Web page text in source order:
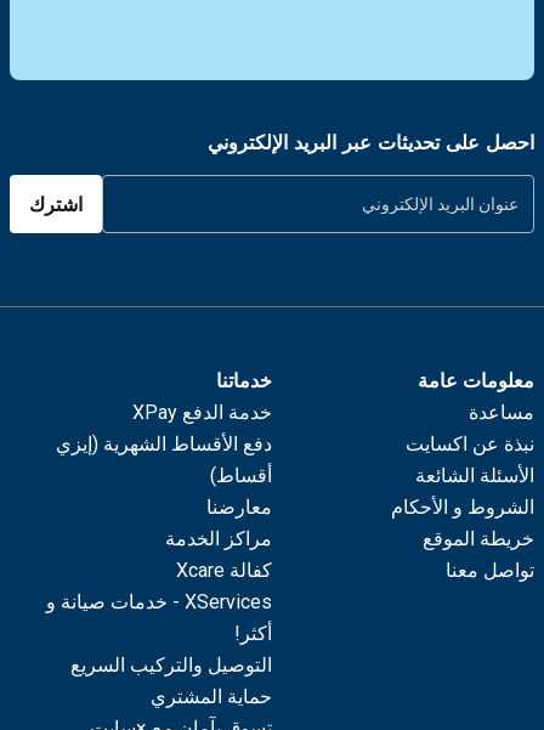
احصل على تحديثات عبر البريد الإلكتروني
اشترك
معلومات عامة
مساعدة
نبذة عن اكسايت
الأسئلة الشائعة
الشروط و الأحكام
خريطة الموقع
تواصل معنا
خدماتنا
خدمة الدفع XPay
دفع الأقساط الشهرية (إيزي
أقساط)
معارضنا
مراكز الخدمة
كفالة Xcare
XServices - خدمات صيانة و
أكثر!
التوصيل والتركيب السريع
حماية المشتري